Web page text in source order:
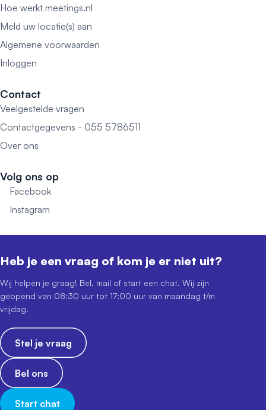
Hoe werkt meetings.nl
Meld uw locatie(s) aan
Algemene voorwaarden
Inloggen
Contact
Veelgestelde vragen
Contactgegevens - 055 5786511
Over ons
Volg ons op
Facebook
Instagram
Heb je een vraag of kom je er niet uit?
Wij helpen je graag! Bel, mail of start een chat. Wij zijn
geopend van 08:30 uur tot 17:00 uur van maandag t/m
vrijdag.
Stel je vraag
Bel ons
Start chat